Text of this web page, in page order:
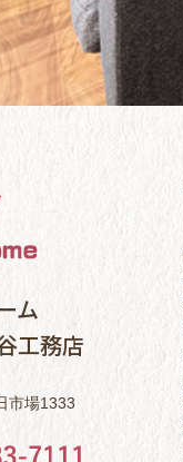
ム
工務店
市場1333